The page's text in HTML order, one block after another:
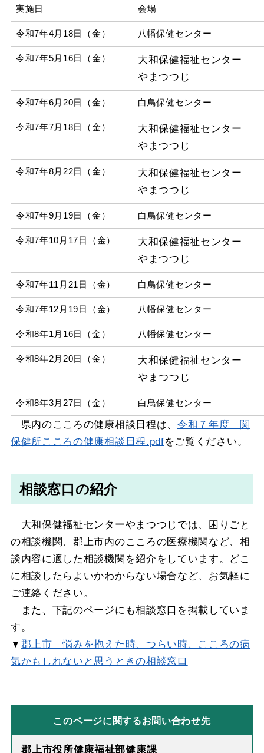
実施日 会場
令和7年4月18日（金） 八幡保健センター
令和7年5月16日（金）
大和保健福祉センター
やまつつじ
令和7年6月20日（金） 白鳥保健センター
令和7年7月18日（金）
大和保健福祉センター
やまつつじ
令和7年8月22日（金）
大和保健福祉センター
やまつつじ
令和7年9月19日（金） 白鳥保健センター
令和7年10月17日（金）
大和保健福祉センター
やまつつじ
令和7年11月21日（金） 白鳥保健センター
令和7年12月19日（金） 八幡保健センター
令和8年1月16日（金） 八幡保健センター
令和8年2月20日（金）
大和保健福祉センター
やまつつじ
令和8年3月27日（金） 白鳥保健センター
県内のこころの健康相談日程は、 令和７年度 関
保健所こころの健康相談日程.pdfをご覧ください。
相談窓口の紹介
大和保健福祉センターやまつつじでは、困りごと
の相談機関、郡上市内のこころの医療機関など、相
談内容に適した相談機関を紹介をしています。どこ
に相談したらよいかわからない場合など、お気軽に
ご連絡ください。
また、下記のページにも相談窓口を掲載していま
す。
▼ 郡上市 悩みを抱えた時、つらい時、こころの病
気かもしれないと思うときの相談窓口
このページに関するお問い合わせ先
郡上市役所健康福祉部健康課